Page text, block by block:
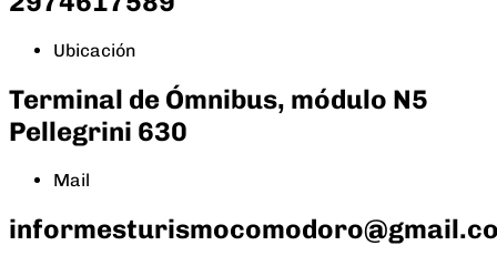
Ubicación
Terminal de Ómnibus, módulo N5
Pellegrini 630
Mail